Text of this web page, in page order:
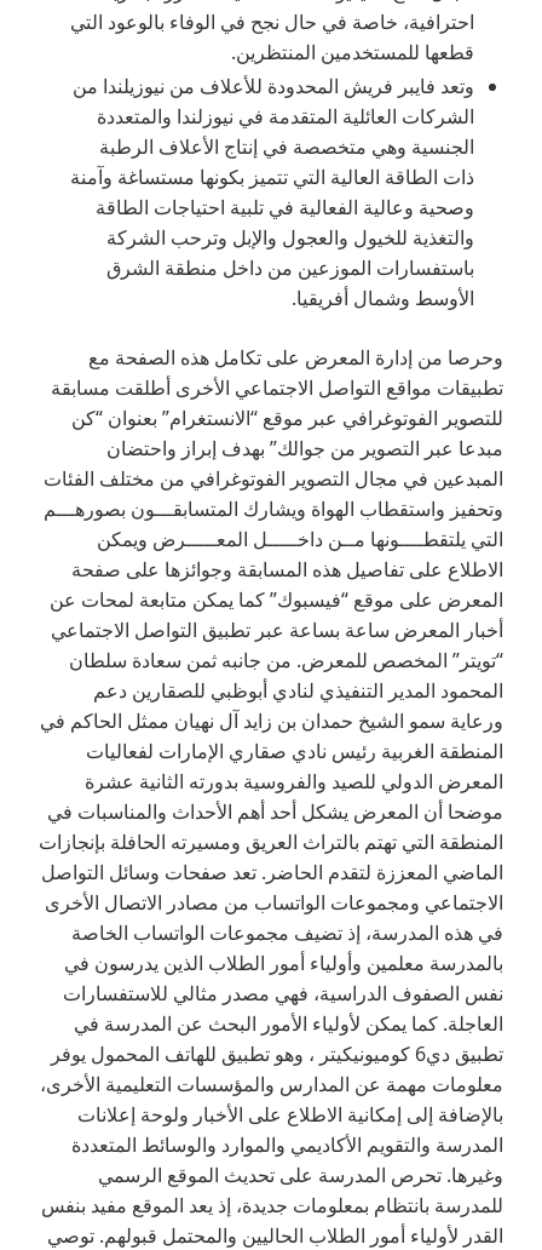
احترافية، خاصة في حال نجح في الوفاء بالوعود التي
قطعها للمستخدمين المنتظرين.
وتعد فايبر فريش المحدودة للأعلاف من نيوزيلندا من
الشركات العائلية المتقدمة في نيوزلندا والمتعددة
الجنسية وهي متخصصة في إنتاج الأعلاف الرطبة
ذات الطاقة العالية التي تتميز بكونها مستساغة وآمنة
وصحية وعالية الفعالية في تلبية احتياجات الطاقة
والتغذية للخيول والعجول والإبل وترحب الشركة
باستفسارات الموزعين من داخل منطقة الشرق
الأوسط وشمال أفريقيا.
وحرصا من إدارة المعرض على تكامل هذه الصفحة مع
تطبيقات مواقع التواصل الاجتماعي الأخرى أطلقت مسابقة
للتصوير الفوتوغرافي عبر موقع “الانستغرام” بعنوان “كن
مبدعا عبر التصوير من جوالك” بهدف إبراز واحتضان
المبدعين في مجال التصوير الفوتوغرافي من مختلف الفئات
وتحفيز واستقطاب الهواة ويشارك المتسابقـــون بصورهـــم
التي يلتقطــــونها مــن داخـــــل المعـــــرض ويمكن
الاطلاع على تفاصيل هذه المسابقة وجوائزها على صفحة
المعرض على موقع “فيسبوك” كما يمكن متابعة لمحات عن
أخبار المعرض ساعة بساعة عبر تطبيق التواصل الاجتماعي
“تويتر” المخصص للمعرض. من جانبه ثمن سعادة سلطان
المحمود المدير التنفيذي لنادي أبوظبي للصقارين دعم
ورعاية سمو الشيخ حمدان بن زايد آل نهيان ممثل الحاكم في
المنطقة الغربية رئيس نادي صقاري الإمارات لفعاليات
المعرض الدولي للصيد والفروسية بدورته الثانية عشرة
موضحا أن المعرض يشكل أحد أهم الأحداث والمناسبات في
المنطقة التي تهتم بالتراث العريق ومسيرته الحافلة بإنجازات
الماضي المعززة لتقدم الحاضر. تعد صفحات وسائل التواصل
الاجتماعي ومجموعات الواتساب من مصادر الاتصال الأخرى
في هذه المدرسة، إذ تضيف مجموعات الواتساب الخاصة
بالمدرسة معلمين وأولياء أمور الطلاب الذين يدرسون في
نفس الصفوف الدراسية، فهي مصدر مثالي للاستفسارات
العاجلة. كما يمكن لأولياء الأمور البحث عن المدرسة في
تطبيق دي6 كوميونيكيتر ، وهو تطبيق للهاتف المحمول يوفر
معلومات مهمة عن المدارس والمؤسسات التعليمية الأخرى،
بالإضافة إلى إمكانية الاطلاع على الأخبار ولوحة إعلانات
المدرسة والتقويم الأكاديمي والموارد والوسائط المتعددة
وغيرها. تحرص المدرسة على تحديث الموقع الرسمي
للمدرسة بانتظام بمعلومات جديدة، إذ يعد الموقع مفيد بنفس
القدر لأولياء أمور الطلاب الحاليين والمحتمل قبولهم. توصي